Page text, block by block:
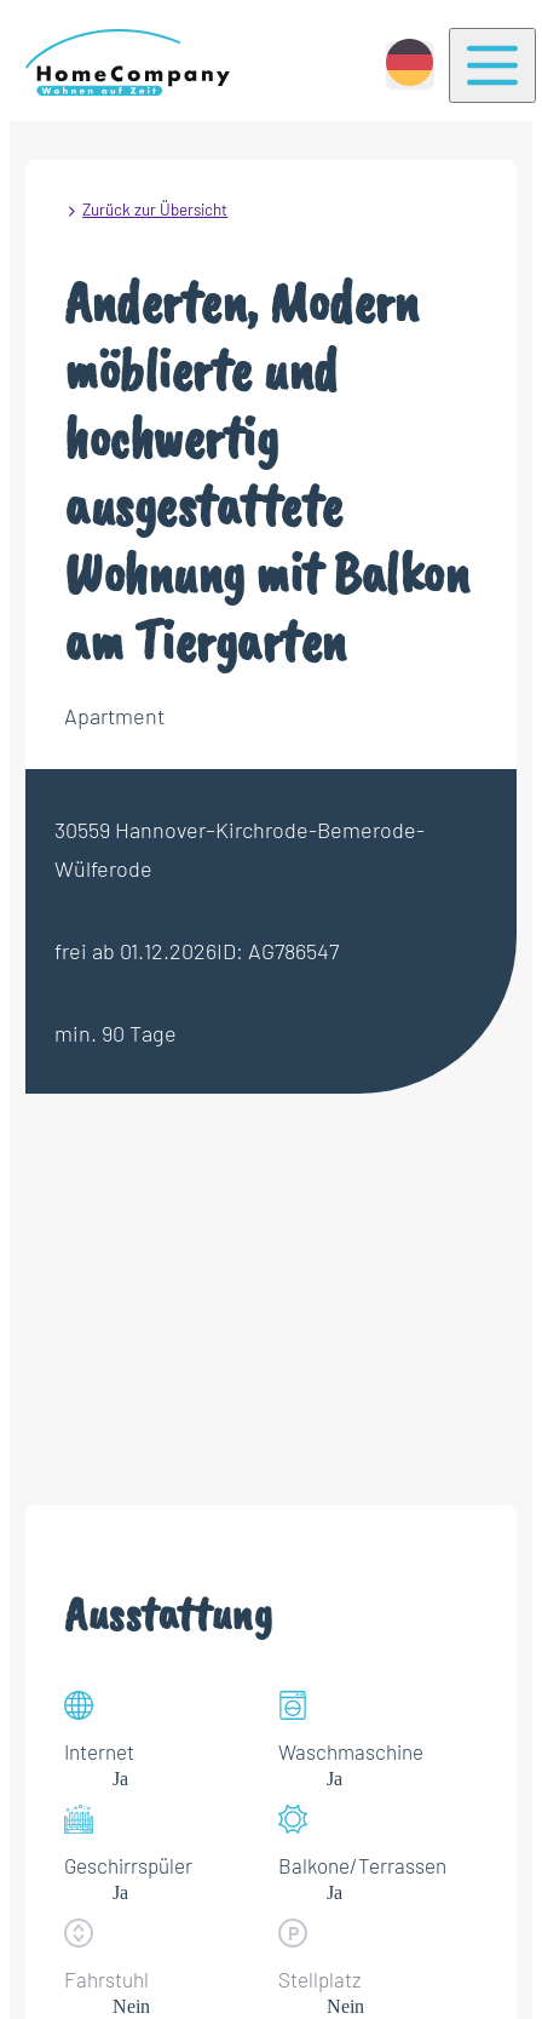
Zurück zur Übersicht
Anderten, Modern
möblierte und
hochwertig
ausgestattete
Wohnung mit Balkon
am Tiergarten
Apartment
30559 Hannover–Kirchrode-Bemerode-
Wülferode
frei ab 01.12.2026ID: AG786547
min. 90 Tage
Ausstattung
Internet
Ja
Waschmaschine
Ja
Geschirrspüler
Ja
Balkone/Terrassen
Ja
Fahrstuhl
Nein
Stellplatz
Nein